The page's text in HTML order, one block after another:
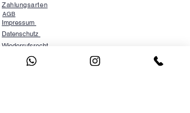
Zahlungsarten
AGB
Impressum
Datenschutz
Wiederrufsrecht